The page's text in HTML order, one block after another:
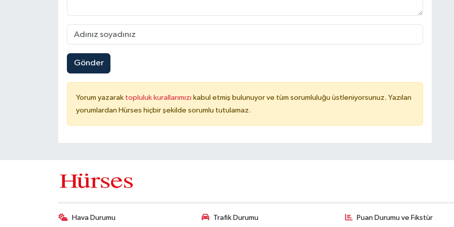
Gönder
Yorum yazarak topluluk kurallarımızı kabul etmiş bulunuyor ve tüm sorumluluğu üstleniyorsunuz. Yazılan
yorumlardan Hürses hiçbir şekilde sorumlu tutulamaz.
Hava Durumu Trafik Durumu Puan Durumu ve Fikstür